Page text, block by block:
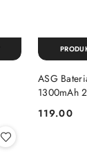
ASG
1300mAh
Cena:
119.00